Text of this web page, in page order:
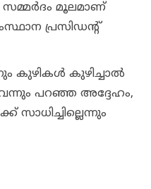
സമ്മര്‍ദം മൂലമാണ്
പ്രസിഡന്റ്
കുഴികള്‍ കുഴിച്ചാല്‍
പറഞ്ഞ അദ്ദേഹം,
സാധിച്ചില്ലെന്നും